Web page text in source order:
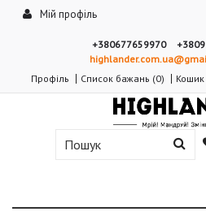
Мій профіль
+380677659970
Профіль
Список бажань (0) Кошик